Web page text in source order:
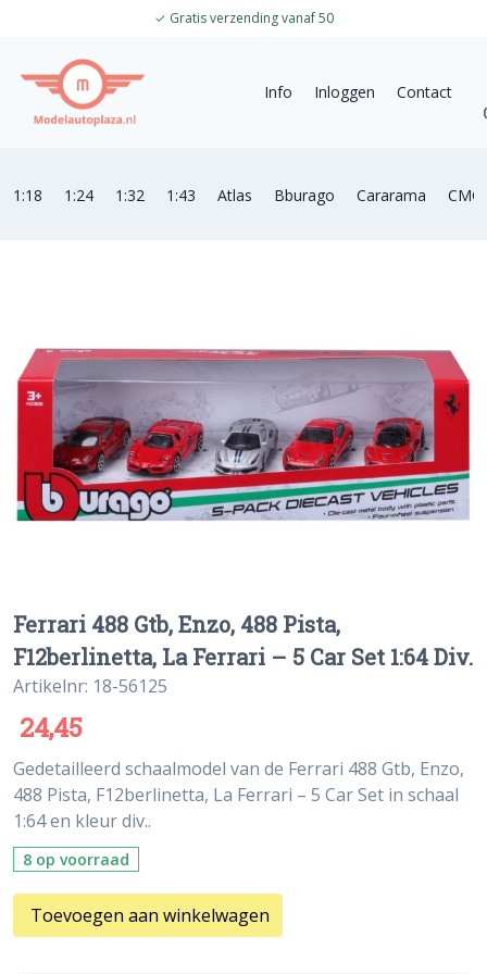
✓ Gratis verzending vanaf 50
Info Inloggen
Contact
1:18 1:24 1:32 1:43 Atlas Bburago Cararama CMC
Ferrari 488 Gtb, Enzo, 488 Pista,
F12berlinetta, La Ferrari – 5 Car Set 1:64 Div.
Artikelnr: 18-56125
24,45
Gedetailleerd schaalmodel van de Ferrari 488 Gtb, Enzo,
488 Pista, F12berlinetta, La Ferrari – 5 Car Set in schaal
1:64 en kleur div..
8 op voorraad
Toevoegen aan winkelwagen